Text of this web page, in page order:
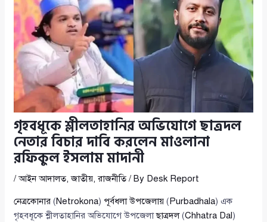
গৃহবধূকে শ্লীলতাহানির অভিযোগে ছাত্রদল
নেতার বিচার দাবি করলেন মাওলানা
রফিকুল ইসলাম মাদানী
/আইন আদালত,জাতীয়,রাজনীতি/ By Desk Report
নেত্রকোনার (Netrokona) পূর্বধলা উপজেলায় ( Purbadhala) এক
গৃহবধূকে শ্লীলতাহানির অভিযোগে উপজেলাছাত্রদল(Chhatra Dal )